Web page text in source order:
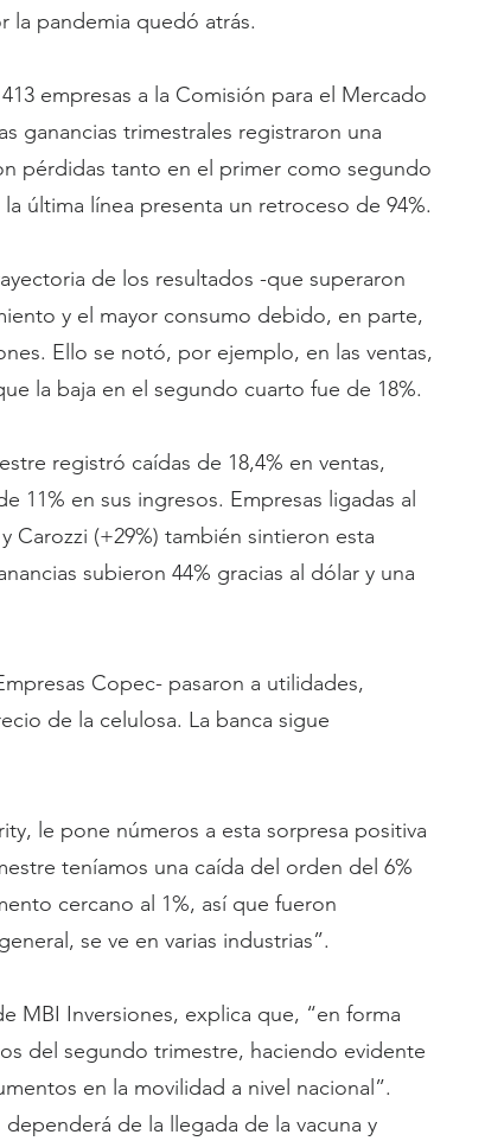
la pandemia quedó atrás.
empresas a la Comisión para el Mercado
ganancias trimestrales registraron una
pérdidas tanto en el primer como segundo
última línea presenta un retroceso de 94%.
de los resultados -que superaron
y el mayor consumo debido, en parte,
Ello se notó, por ejemplo, en las ventas,
la baja en el segundo cuarto fue de 18%.
registró caídas de 18,4% en ventas,
en sus ingresos. Empresas ligadas al
Carozzi (+29%) también sintieron esta
subieron 44% gracias al dólar y una
Copec- pasaron a utilidades,
de la celulosa. La banca sigue
le pone números a esta sorpresa positiva
teníamos una caída del orden del 6%
cercano al 1%, así que fueron
se ve en varias industrias”.
MBI Inversiones, explica que, “en forma
del segundo trimestre, haciendo evidente
en la movilidad a nivel nacional”.
de la llegada de la vacuna y